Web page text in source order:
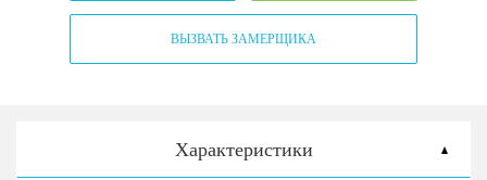
ВЫЗВАТЬ ЗАМЕРЩИКА
Характеристики